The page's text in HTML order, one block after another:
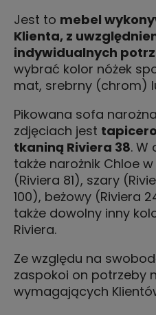
Jest to mebel
Klienta, z
indywidualnych
wybrać kolor nóżek
mat, srebrny (chrom)
Pikowana sofa
zdjęciach jest
tkaniną Riviera 38. W
także narożnik Chloe
(Riviera 81), szary
100), beżowy (Riviera
także dowolny inny
Riviera.
Ze względu na
zaspokoi on potrzeby
wymagających